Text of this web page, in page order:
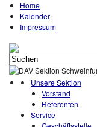
Home
Kalender
Impressum
Unsere Sektion
Vorstand
Referenten
Service